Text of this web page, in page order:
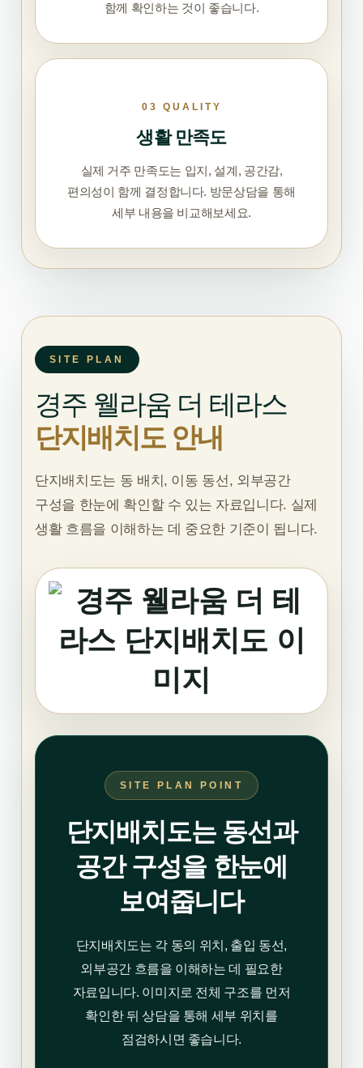
함께 확인하는 것이 좋습니다.
03 QUALITY
생활 만족도
실제 거주 만족도는 입지, 설계, 공간감,
편의성이 함께 결정합니다. 방문상담을 통해
세부 내용을 비교해보세요.
SITE PLAN
경주 웰라움 더 테라스
단지배치도 안내
단지배치도는 동 배치, 이동 동선, 외부공간
구성을 한눈에 확인할 수 있는 자료입니다. 실제
생활 흐름을 이해하는 데 중요한 기준이 됩니다.
SITE PLAN POINT
단지배치도는 동선과
공간 구성을 한눈에
보여줍니다
단지배치도는 각 동의 위치, 출입 동선,
외부공간 흐름을 이해하는 데 필요한
자료입니다. 이미지로 전체 구조를 먼저
확인한 뒤 상담을 통해 세부 위치를
점검하시면 좋습니다.